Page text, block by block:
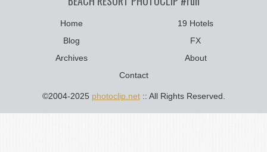
Home
19 Hotels
Blog
FX
Archives
About
Contact
©2004-2025 photoclip.net:: All Rights Reserved.